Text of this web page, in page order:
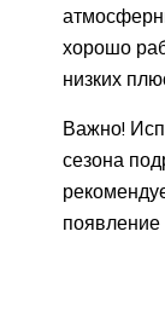
хорошо
низких
Важно!
сезона
появление